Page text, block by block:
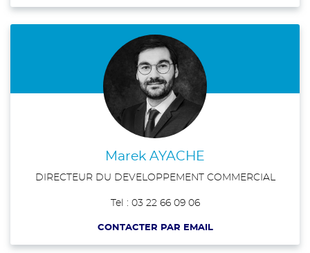
Marek AYACHE
DIRECTEUR DU DEVELOPPEMENT COMMERCIAL
Tel : 03 22 66 09 06
CONTACTER PAR EMAIL